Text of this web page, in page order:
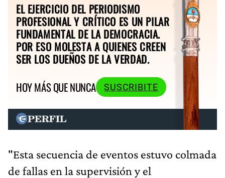
EL EJERCICIO DEL PERIODISMO
PROFESIONAL Y CRÍTICO ES UN PILAR
FUNDAMENTAL DE LA DEMOCRACIA.
POR ESO MOLESTA A QUIENES CREEN
SER LOS DUEÑOS DE LA VERDAD.
HOY MÁS QUE NUNCA
SUSCRIBITE
"Esta secuencia de eventos estuvo colmada
de fallas en la supervisión y el